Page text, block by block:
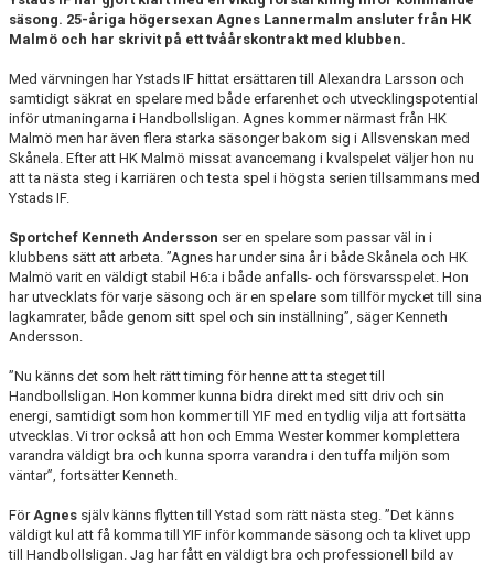
YIF:S NOSTALGOTEK
säsong. 25-åriga högersexan Agnes Lannermalm ansluter från HK
Malmö och har skrivit på ett tvåårskontrakt med klubben.
Med värvningen har Ystads IF hittat ersättaren till Alexandra Larsson och
samtidigt säkrat en spelare med både erfarenhet och utvecklingspotential
inför utmaningarna i Handbollsligan. Agnes kommer närmast från HK
Malmö men har även flera starka säsonger bakom sig i Allsvenskan med
Skånela. Efter att HK Malmö missat avancemang i kvalspelet väljer hon nu
att ta nästa steg i karriären och testa spel i högsta serien tillsammans med
Ystads IF.
Sportchef Kenneth Andersson ser en spelare som passar väl in i
klubbens sätt att arbeta. ”Agnes har under sina år i både Skånela och HK
Malmö varit en väldigt stabil H6:a i både anfalls- och försvarsspelet. Hon
har utvecklats för varje säsong och är en spelare som tillför mycket till sina
lagkamrater, både genom sitt spel och sin inställning”, säger Kenneth
Andersson.
”Nu känns det som helt rätt timing för henne att ta steget till
Handbollsligan. Hon kommer kunna bidra direkt med sitt driv och sin
energi, samtidigt som hon kommer till YIF med en tydlig vilja att fortsätta
utvecklas. Vi tror också att hon och Emma Wester kommer komplettera
varandra väldigt bra och kunna sporra varandra i den tuffa miljön som
väntar”, fortsätter Kenneth.
FörAgnes själv känns flytten till Ystad som rätt nästa steg. ”Det känns
väldigt kul att få komma till YIF inför kommande säsong och ta klivet upp
till Handbollsligan. Jag har fått en väldigt bra och professionell bild av